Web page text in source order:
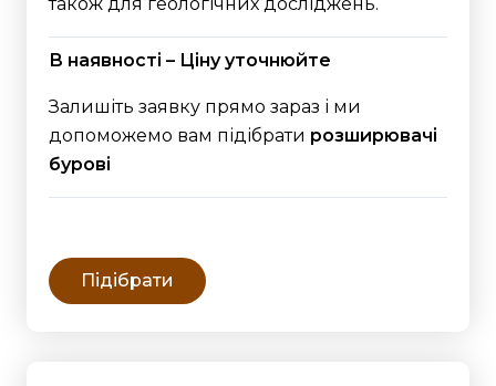
також для геологічних досліджень.
В наявності – Ціну уточнюйте
Залишіть заявку прямо зараз і ми
допоможемо вам підібрати розширювачі
бурові
Підібрати